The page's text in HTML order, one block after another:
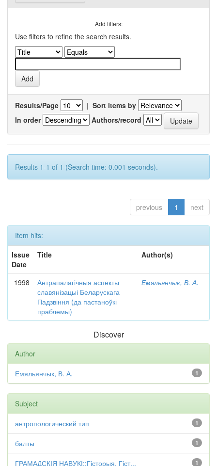
Add filters:
Use filters to refine the search results.
Results/Page | Sort items by
In order
Authors/record
Results 1-1 of 1 (Search time: 0.001 seconds).
previous 1 next
Item hits:
Issue
Date
Title Author(s)
1998
Антрапалагічныя аспекты
славянізацыі Беларускага
Падзвіння (да пастаноўкі
праблемы)
Емяльянчык, В. А.
Discover
Author
1
Емяльянчык, В. А.
Subject
1
антропологический тип
1
балты
1
ГРАМАДСКІЯ НАВУКІ::Гісторыя. Гіст...